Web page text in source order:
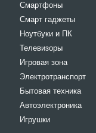
Смартфоны
Смарт гаджеты
Ноутбуки и ПК
Телевизоры
Игровая зона
Электротранспорт
Бытовая техника
Автоэлектроника
Игрушки